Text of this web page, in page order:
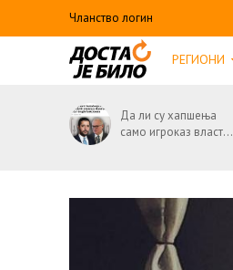
Чланство логин
РЕГИОНИ
Да ли су хапшења
само игроказ власт...